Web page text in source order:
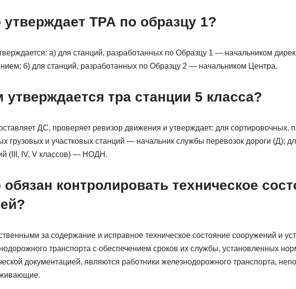
утверждает ТРА по образцу 1?
а) для станций, разработанных по Образцу 1 — начальником
б) для станций, разработанных по Образцу 2 — начальником Центра.
утверждается тра станции 5 класса?
ДС, проверяет ревизор движения и утверждает: для сортировочных,
грузовых и участковых станций — начальник службы перевозок дороги (Д);
(III, IV, V классов) — НОДН.
обязан контролировать техническое
за содержание и исправное техническое состояние сооружений и
транспорта с обеспечением сроков их службы, установленных
документацией, являются работники железнодорожного транспорта,